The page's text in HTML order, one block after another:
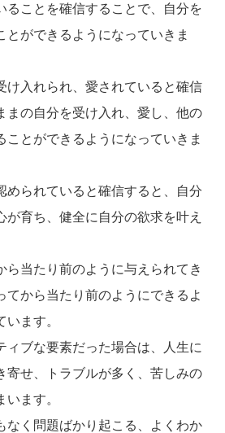
ることを確信することで、自分を
とができるようになっていきま
け入れられ、愛されていると確信
まの自分を受け入れ、愛し、他の
ことができるようになっていきま
められていると確信すると、自分
が育ち、健全に自分の欲求を叶え
ら当たり前のように与えられてき
てから当たり前のようにできるよ
ます。
ィブな要素だった場合は、人生に
寄せ、トラブルが多く、苦しみの
ます。
なく問題ばかり起こる、よくわか